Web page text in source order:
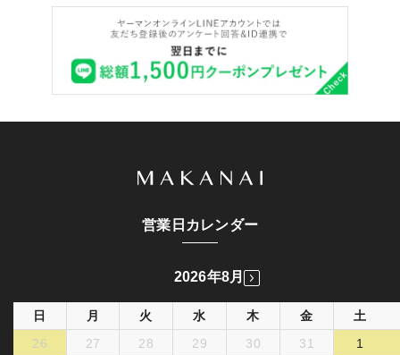
営業日カレンダー
2026年8月
日 月 火 水 木 金
土
26
27 28 29 30 31
1